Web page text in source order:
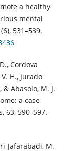
a healthy
mental
531–539.
Cordova
H., Jurado
& Abasolo, M. J.
a case
63, 590–597.
Jafarabadi, M.